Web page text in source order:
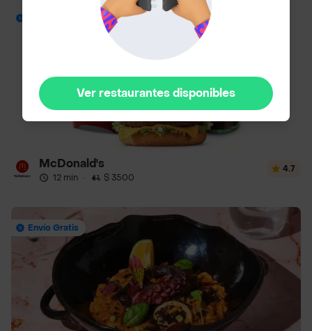
McDonald's
12 min · $ 3500
4.7
Envío Gratis
Ver restaurantes disponibles